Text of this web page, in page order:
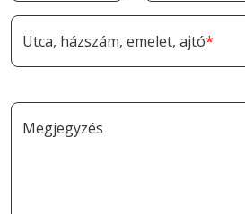
Utca, házszám, emelet, ajtó
Megjegyzés